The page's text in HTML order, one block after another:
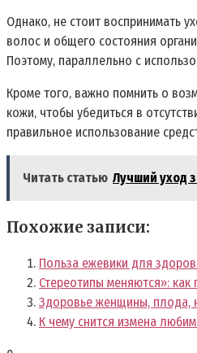
Однако‚ не стоит воспринимать
волос и общего состояния
Поэтому‚ параллельно с
Кроме того‚ важно помнить о
кожи‚ чтобы убедиться в
правильное использование
Читать статью Лучший уход
Похожие записи:
Польза ежевики для
Стереотипы меняются»:
Здоровье женщины, плода,
К чему снится измена